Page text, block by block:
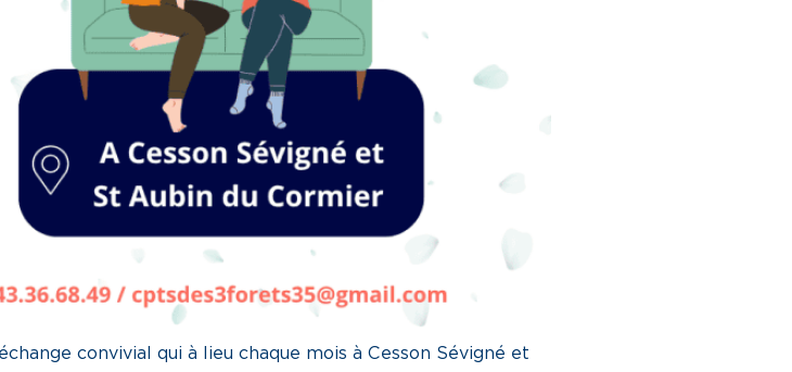
convivial qui à lieu chaque mois à Cesson Sévigné et